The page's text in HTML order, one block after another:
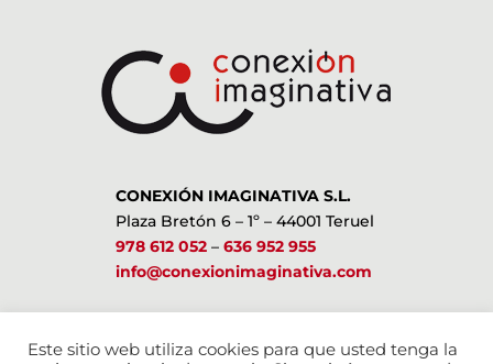
CONEXIÓN IMAGINATIVA S.L.
Plaza Bretón 6 – 1º – 44001 Teruel
978 612 052– 636 952 955
info@conexionimaginativa.com
Este sitio web utiliza cookies para que usted tenga la